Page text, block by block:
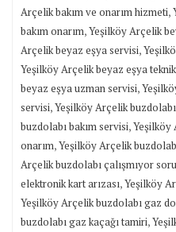
Arçelik bakım ve onarım hizmeti,
bakım onarım,Yeşilköy Arçelik
Arçelik beyaz eşya servisi,
Yeşilköy Arçelik beyaz eşya
beyaz eşya uzman servisi,
servisi,Yeşilköy Arçelik
buzdolabı bakım servisi,Yeşilköy
onarım,Yeşilköy Arçelik
Arçelik buzdolabı çalışmıyor
elektronik kart arızası,Yeşilköy
Yeşilköy Arçelik buzdolabı gaz
buzdolabı gaz kaçağı tamiri,